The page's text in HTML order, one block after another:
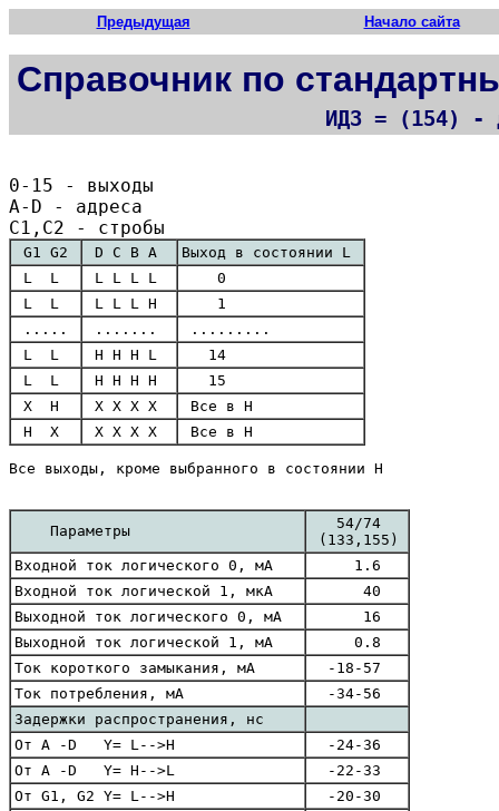
Предыдущая Начало сайта
Справочник по
ИД3 = (154) -
0-15 - выходы
A-D - адреса
C1,C2 - стробы
G1 G2 D C B A
Выход в состоянии L
L L
L L L L
0
L L
L L L H
1
.....
.......
.........
L L
H H H L
14
L L
H H H H
15
X H
X X X X
Все в H
H X
X X X X Все в H
Все выходы, кроме выбранного в состоянии H
Параметры
54/74
(133,155)
Входной ток логического 0, мА
1.6
Входной ток логической 1, мкА
40
Выходной ток логического 0, мА
16
Выходной ток логической 1, мА
0.8
Ток короткого замыкания, мА
-18-57
Ток потребления, мА
-34-56
Задержки распространения, нс
От A -D Y= L-->H
-24-36
От A -D Y= H-->L
-22-33
От G1, G2 Y= L-->H
-20-30